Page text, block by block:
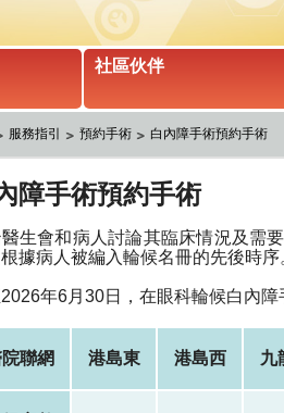
社區伙伴
服務指引 預約手術 白內障手術預約手術